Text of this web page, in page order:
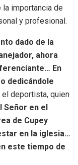
la importancia de
y profesional.
dado de la
ahora
En
dedicándole
deportista, quien
Señor en el
de Cupey
en la iglesia…
este tiempo de